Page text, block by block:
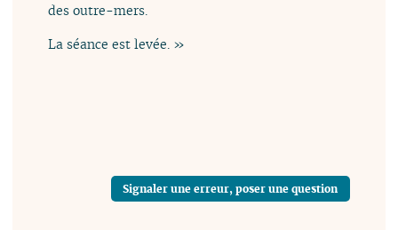
des outre-mers.
La séance est levée. »
Signaler une erreur, poser une question